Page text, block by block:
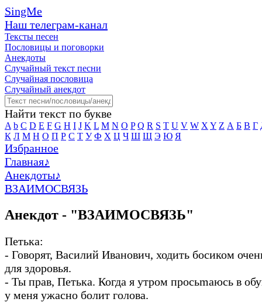
SingMe
Наш телеграм-канал
Тексты песен
Пословицы и поговорки
Анекдоты
Случайный текст песни
Случайная пословица
Случайный анекдот
Найти текст по букве
A b C D E F G H I J K L M N O P Q R S T U V W X Y Z А Б В Г
К Л М Н О П Р С Т У Ф Х Ц Ч Ш Щ Э Ю Я
Избранное
Главная♪
Анекдоты♪
ВЗАИМОСВЯЗЬ
Анекдот - "ВЗАИМОСВЯЗЬ"
Петька:
- Говорят, Василий Иванович, ходить босиком
для здоровья.
- Ты прав, Петька. Когда я утром просьmаюсь в
у меня ужасно болит голова.